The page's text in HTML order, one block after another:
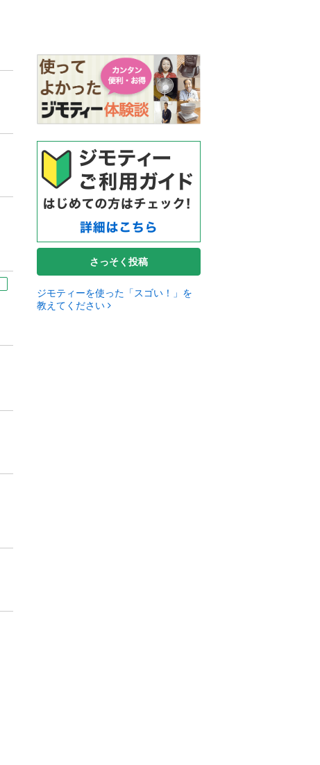
さっそく投稿
ジモティーを使った「スゴい！」を
教えてください